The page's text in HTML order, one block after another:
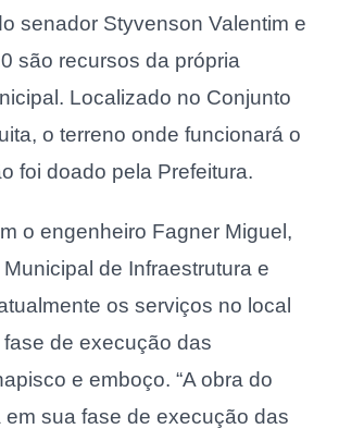
senador Styvenson Valentim e
são recursos da própria
Localizado no Conjunto
o terreno onde funcionará o
foi doado pela Prefeitura.
o engenheiro Fagner Miguel,
de Infraestrutura e
os serviços no local
de execução das
e emboço. “A obra do
em sua fase de execução das